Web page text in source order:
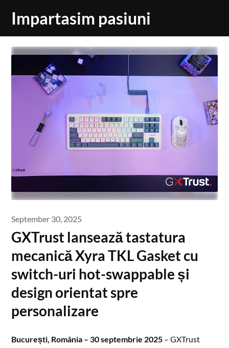
Impartasim pasiuni
September 30, 2025
GXTrust lansează tastatura
mecanică Xyra TKL Gasket cu
switch-uri hot-swappable și
design orientat spre
personalizare
București, România – 30 septembrie 2025 – GXTrust